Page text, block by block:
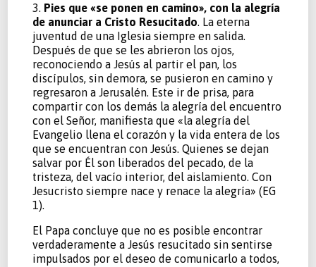
3. Pies que «se ponen en camino», con la alegría
de anunciar a Cristo Resucitado. La eterna
juventud de una Iglesia siempre en salida.
Después de que se les abrieron los ojos,
reconociendo a Jesús al partir el pan, los
discípulos, sin demora, se pusieron en camino y
regresaron a Jerusalén. Este ir de prisa, para
compartir con los demás la alegría del encuentro
con el Señor, manifiesta que «la alegría del
Evangelio llena el corazón y la vida entera de los
que se encuentran con Jesús. Quienes se dejan
salvar por Él son liberados del pecado, de la
tristeza, del vacío interior, del aislamiento. Con
Jesucristo siempre nace y renace la alegría» (EG
1).
El Papa concluye que no es posible encontrar
verdaderamente a Jesús resucitado sin sentirse
impulsados por el deseo de comunicarlo a todos,